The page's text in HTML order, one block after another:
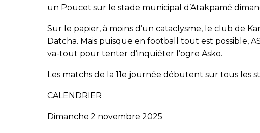
un Poucet sur le stade municipal d’Atakpamé
Sur le papier, à moins d’un cataclysme, le club de
Datcha. Mais puisque en football tout est possible,
va-tout pour tenter d’inquiéter l’ogre Asko.
Les matchs de la 11e journée débutent sur tous les
CALENDRIER
Dimanche 2 novembre 2025